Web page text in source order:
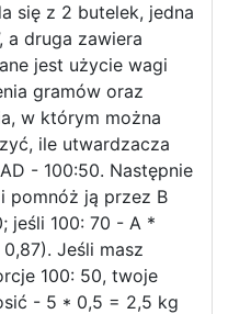
się z 2 butelek, jedna
a druga zawiera
jest użycie wagi
gramów oraz
w którym można
ile utwardzacza
- 100:50. Następnie
pomnóż ją przez B
jeśli 100: 70 - A *
Jeśli masz
100: 50, twoje
- 5 * 0,5 = 2,5 kg